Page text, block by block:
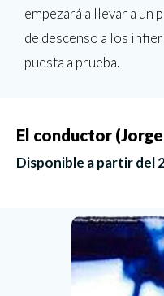
empezará a llevar a un
de descenso a los
puesta a prueba.
El conductor
Disponible a partir del